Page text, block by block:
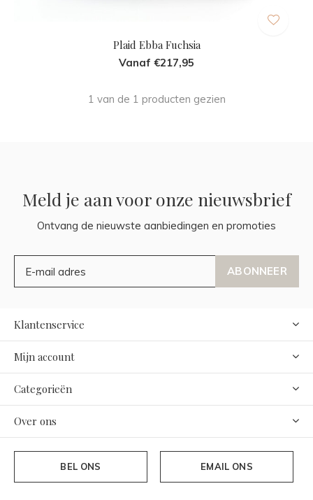
Plaid Ebba Fuchsia
Vanaf €217,95
1 van de 1 producten gezien
Meld je aan voor onze nieuwsbrief
Ontvang de nieuwste aanbiedingen en promoties
ABONNEER
Klantenservice
Mijn account
Categorieën
Over ons
BEL ONS EMAIL ONS